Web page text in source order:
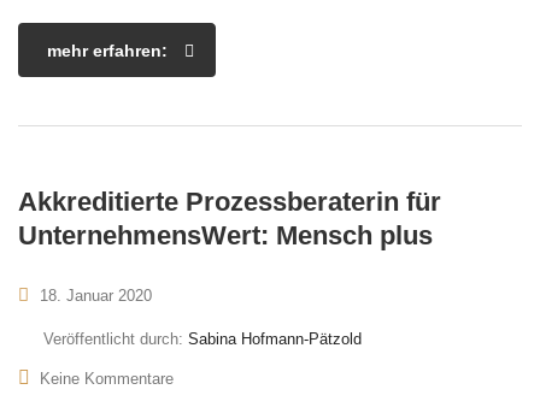
mehr erfahren:
Akkreditierte Prozessberaterin für
UnternehmensWert: Mensch plus
18. Januar 2020
Veröffentlicht durch: Sabina Hofmann-Pätzold
Keine Kommentare